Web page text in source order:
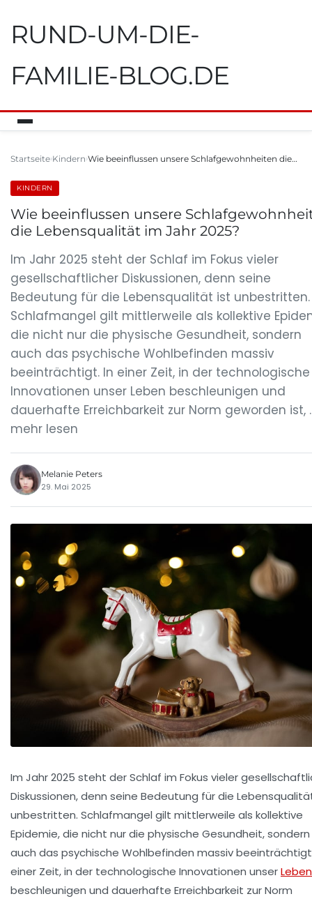
RUND-UM-DIE-
FAMILIE-BLOG.DE
Startseite Kindern Wie beeinflussen unsere Schlafgewohnheiten die…
KINDERN
Wie beeinflussen unsere
die Lebensqualität im Jahr 2025?
Im Jahr 2025 steht der Schlaf im Fokus vieler
gesellschaftlicher Diskussionen, denn seine
Bedeutung für die Lebensqualität ist unbestritten.
Schlafmangel gilt mittlerweile als kollektive
die nicht nur die physische Gesundheit, sondern
auch das psychische Wohlbefinden massiv
beeinträchtigt. In einer Zeit, in der technologische
Innovationen unser Leben beschleunigen und
dauerhafte Erreichbarkeit zur Norm geworden ist,
mehr lesen
Melanie Peters
29. Mai 2025
Im Jahr 2025 steht der Schlaf im Fokus vieler
Diskussionen, denn seine Bedeutung für die
unbestritten. Schlafmangel gilt mittlerweile als kollektive
Epidemie, die nicht nur die physische Gesundheit, sondern
auch das psychische Wohlbefinden massiv
einer Zeit, in der technologische Innovationen unserLeben
beschleunigen und dauerhafte Erreichbarkeit zur Norm